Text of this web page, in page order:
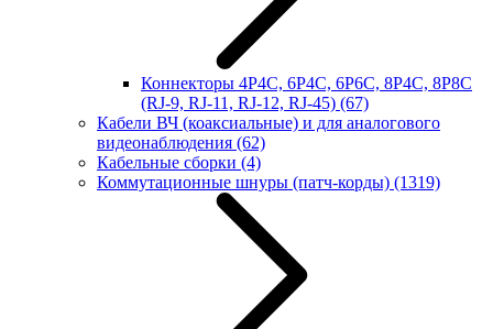
Коннекторы 4P4C, 6P4C, 6P6C, 8P4C, 8P8C
(RJ-9, RJ-11, RJ-12, RJ-45) (67)
Кабели ВЧ (коаксиальные) и для аналогового
видеонаблюдения (62)
Кабельные сборки (4)
Коммутационные шнуры (патч-корды) (1319)